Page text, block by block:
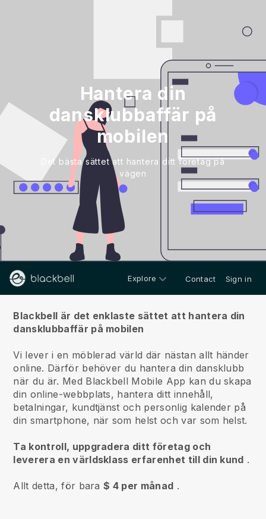
Hantera din
dansklubbaffär på
mobilen
Det bästa sättet att hantera ditt företag på
vägen
Explore Contact Sign in
Blackbell är det enklaste sättet att hantera din
dansklubbaffär på mobilen
Vi lever i en möblerad värld där nästan allt händer
online. Därför behöver du hantera din dansklubb
när du är. Med Blackbell Mobile App kan du skapa
din online-webbplats, hantera ditt innehåll,
betalningar, kundtjänst och personlig kalender på
din smartphone, när som helst och var som helst.
Ta kontroll, uppgradera ditt företag och
leverera en världsklass erfarenhet till din kund .
Allt detta, för bara$ 4 per månad .